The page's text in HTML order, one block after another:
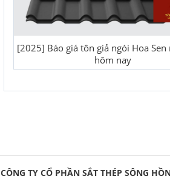
[2025] Báo giá tôn giả ngói Hoa Sen
hôm nay
CÔNG TY CỔ PHẦN SẮT THÉP SÔNG